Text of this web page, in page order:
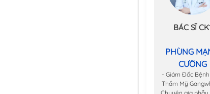
BÁC SĨ
PHÙNG
CƯỜNG
- Giám Đốc
Thẩm Mỹ